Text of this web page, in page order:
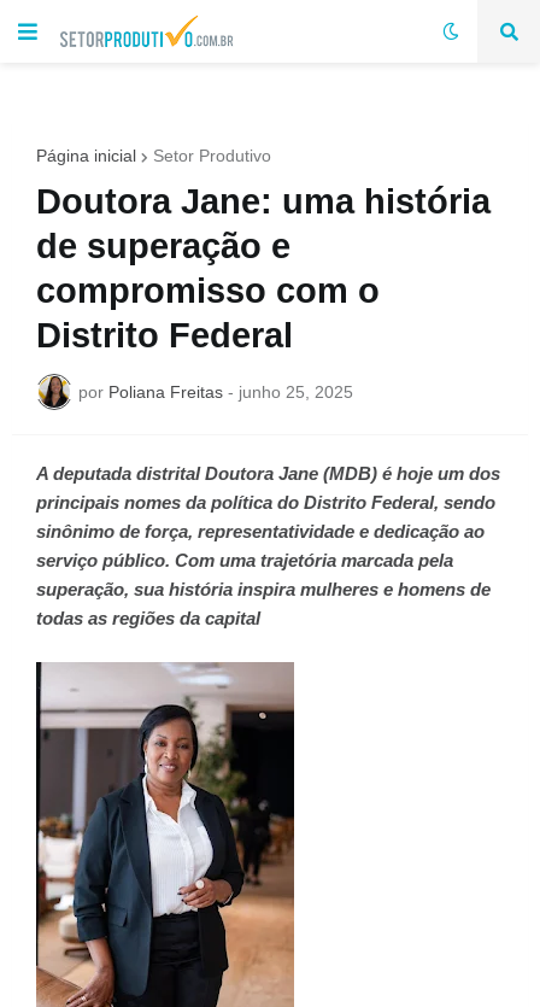
Página inicial Setor Produtivo
Doutora Jane: uma história
de superação e
compromisso com o
Distrito Federal
por Poliana Freitas - junho 25, 2025
A deputada distrital Doutora Jane (MDB) é hoje um dos
principais nomes da política do Distrito Federal, sendo
sinônimo de força, representatividade e dedicação ao
serviço público. Com uma trajetória marcada pela
superação, sua história inspira mulheres e homens de
todas as regiões da capital